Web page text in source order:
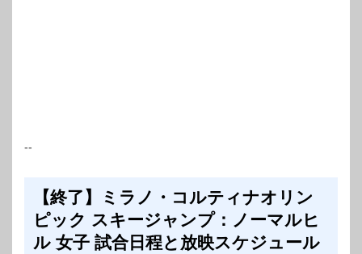
--
【終了】ミラノ・コルティナオリン
ピック スキージャンプ：ノーマルヒ
ル 女子 試合日程と放映スケジュール